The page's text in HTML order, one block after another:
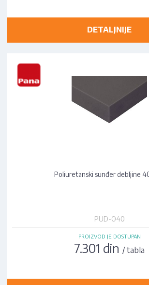
DETALJNIJE
Poliuretanski sunđer debljine
PUD-O40
PROIZVOD JE DOSTUPAN
7.301 din / tabla